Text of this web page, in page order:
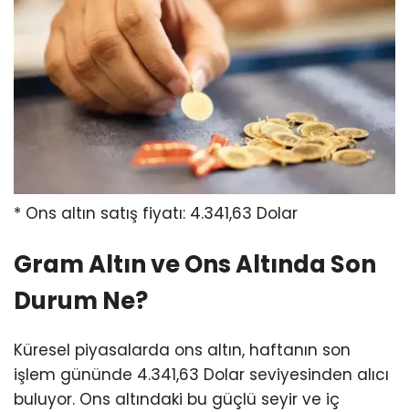
* Ons altın satış fiyatı: 4.341,63 Dolar
Gram Altın ve Ons Altında Son
Durum Ne?
Küresel piyasalarda ons altın, haftanın son
işlem gününde 4.341,63 Dolar seviyesinden alıcı
buluyor. Ons altındaki bu güçlü seyir ve iç